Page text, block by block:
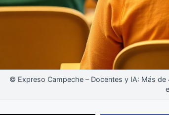
© Expreso Campeche – Docentes y IA: Más